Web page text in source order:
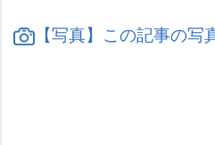
【写真】この記事の写